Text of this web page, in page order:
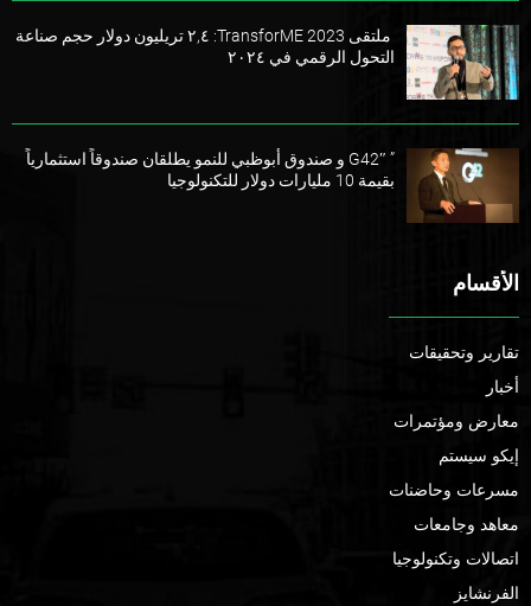
ملتقى TransforME 2023: ٢,٤ تريليون دولار حجم صناعة
التحول الرقمي في ٢٠٢٤
” G42″ و صندوق أبوظبي للنمو يطلقان صندوقاً استثمارياً
بقيمة 10 مليارات دولار للتكنولوجيا
الأقسام
تقارير وتحقيقات
أخبار
معارض ومؤتمرات
إيكو سيستم
مسرعات وحاضنات
معاهد وجامعات
اتصالات وتكنولوجيا
الفرنشايز